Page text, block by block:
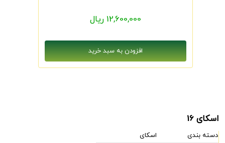
12,600,000 ریال
اسکای 16
دسته بندی
اسکای